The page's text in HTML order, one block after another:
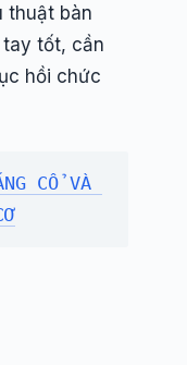
thuật bàn
tốt, cần
hồi chức
CỔ VÀ